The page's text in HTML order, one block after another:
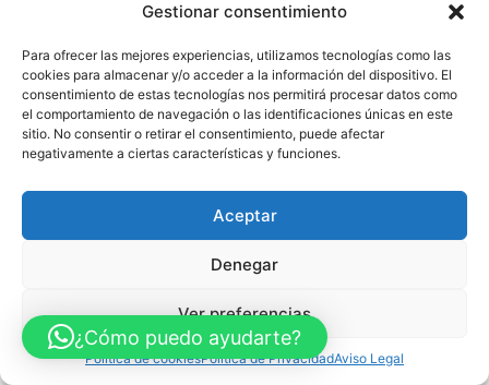
Gestionar consentimiento
Para ofrecer las mejores experiencias, utilizamos tecnologías como las
cookies para almacenar y/o acceder a la información del dispositivo. El
consentimiento de estas tecnologías nos permitirá procesar datos como
el comportamiento de navegación o las identificaciones únicas en este
sitio. No consentir o retirar el consentimiento, puede afectar
negativamente a ciertas características y funciones.
Aceptar
Denegar
Ver preferencias
Política de cookiesPolítica de PrivacidadAviso Legal
© Guia Telefónica de Empresas – Todos los derechos reservados.
¿Cómo puedo ayudarte?